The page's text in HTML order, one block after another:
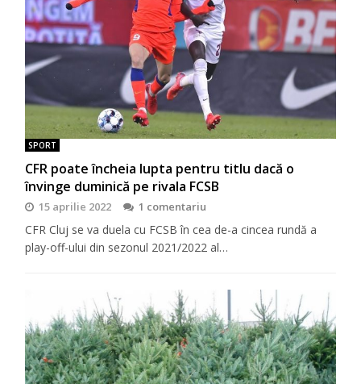
SPORT
CFR poate încheia lupta pentru titlu dacă o
învinge duminică pe rivala FCSB
15 aprilie 2022 1 comentariu
CFR Cluj se va duela cu FCSB în cea de-a cincea rundă a
play-off-ului din sezonul 2021/2022 al…